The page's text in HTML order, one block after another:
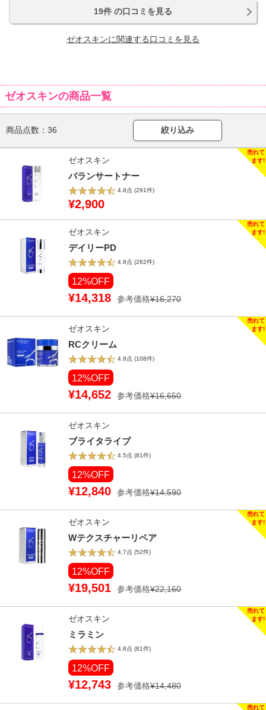
19件 の口コミを見る
ゼオスキンに関連する口コミを見る
ゼオスキンの商品一覧
商品点数： 36 絞り込み
ゼオスキン
バランサートナー
4.8点 (291件)
¥2,900
ゼオスキン
デイリーPD
4.8点 (262件)
12%OFF
¥14,318 参考価格¥16,270
ゼオスキン
RCクリーム
4.8点 (108件)
12%OFF
¥14,652 参考価格¥16,650
ゼオスキン
ブライタライブ
4.5点 (81件)
12%OFF
¥12,840 参考価格¥14,590
ゼオスキン
Wテクスチャーリペア
4.7点 (52件)
12%OFF
¥19,501 参考価格¥22,160
ゼオスキン
ミラミン
4.8点 (81件)
12%OFF
¥12,743 参考価格¥14,480